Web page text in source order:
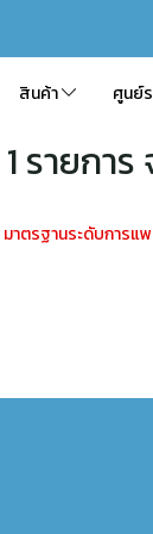
สินค้า ศูนย์
รายการ
มาตรฐานระดับการ